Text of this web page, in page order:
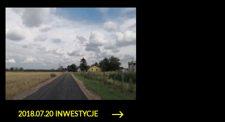
2018.07.20 INWESTYCJE
Obejrzyj galerię zdjęć 2018.07.20 inwestycje